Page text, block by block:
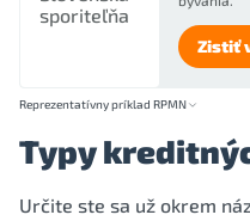
Zistiť
Reprezentatívny príklad RPMN
Typy
Určite ste sa už okrem